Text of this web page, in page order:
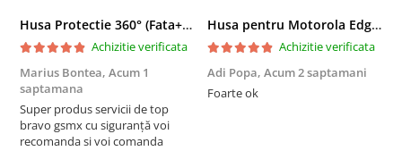
Husa Protectie 360° (Fata+Spate) compatibila Samsung Galaxy A55 5G, Transparanta, Protectie Completa
Achizitie verificata
Marius Bontea, Acum 1
saptamana
Super produs servicii de top
bravo gsmx cu siguranță voi
recomanda si voi comanda
Husa pentru Motorola Edge 60 Fusion din sIlicon catifelat cu interior din microfibra si protectie la camere - Negru
Achizitie verificata
Adi Popa, Acum 2 saptamani
Foarte ok